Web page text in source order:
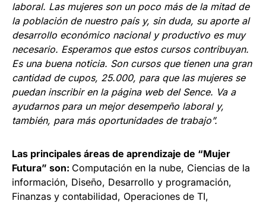
laboral. Las mujeres son un poco más de la mitad de
la población de nuestro país y, sin duda, su aporte al
desarrollo económico nacional y productivo es muy
necesario. Esperamos que estos cursos contribuyan.
Es una buena noticia. Son cursos que tienen una gran
cantidad de cupos, 25.000, para que las mujeres se
puedan inscribir en la página web del Sence. Va a
ayudarnos para un mejor desempeño laboral y,
también, para más oportunidades de trabajo”.
Las principales áreas de aprendizaje de “Mujer
Futura” son: Computación en la nube, Ciencias de la
información, Diseño, Desarrollo y programación,
Finanzas y contabilidad, Operaciones de TI,